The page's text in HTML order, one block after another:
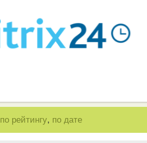
по рейтингу, по дате